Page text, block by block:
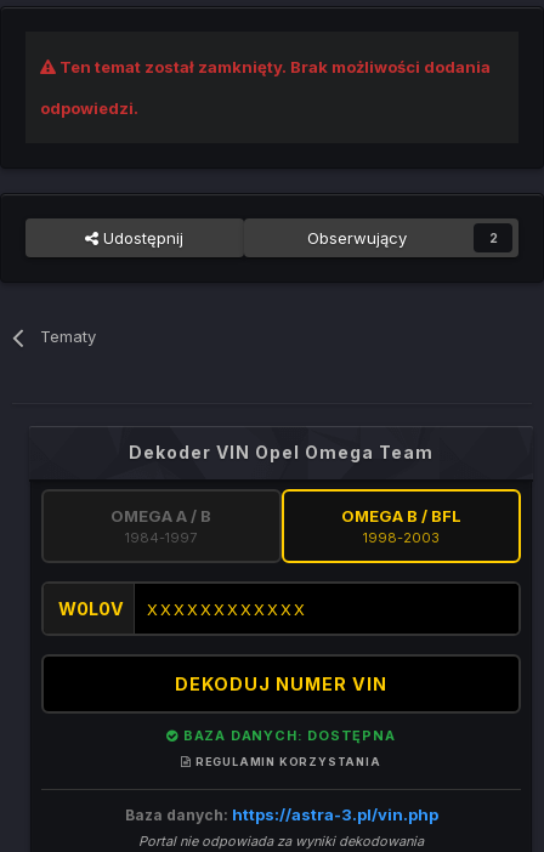
Ten temat został zamknięty. Brak możliwości dodania
odpowiedzi.
Udostępnij Obserwujący 2
Tematy
Dekoder VIN Opel Omega Team
OMEGA A / B
1984-1997
OMEGA B / BFL
1998-2003
W0L0V
DEKODUJ NUMER VIN
BAZA DANYCH: DOSTĘPNA
REGULAMIN KORZYSTANIA
Baza danych: https://astra-3.pl/vin.php
Portal nie odpowiada za wyniki dekodowania